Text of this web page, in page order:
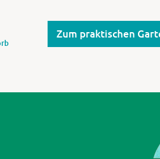
Zum praktischen